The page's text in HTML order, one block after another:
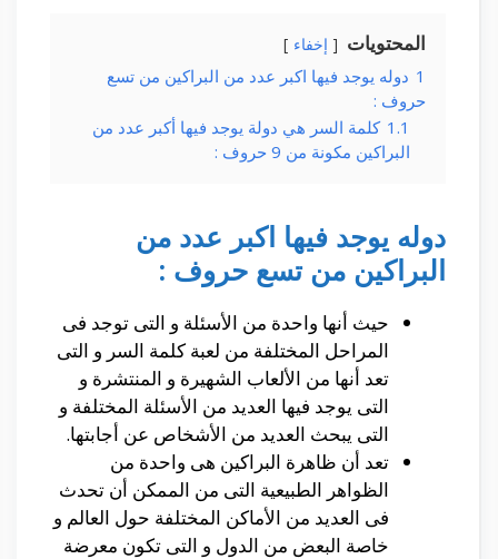
المحتويات إخفاء
1 دوله يوجد فيها اكبر عدد من البراكين من تسع
حروف :
1.1 كلمة السر هي دولة يوجد فيها أكبر عدد من
البراكين مكونة من 9 حروف :
دوله يوجد فيها اكبر عدد من
البراكين من تسع حروف :
حيث أنها واحدة من الأسئلة و التى توجد فى
المراحل المختلفة من لعبة كلمة السر و التى
تعد أنها من الألعاب الشهيرة و المنتشرة و
التى يوجد فيها العديد من الأسئلة المختلفة و
التى يبحث العديد من الأشخاص عن أجابتها.
تعد أن ظاهرة البراكين هى واحدة من
الظواهر الطبيعية التى من الممكن أن تحدث
فى العديد من الأماكن المختلفة حول العالم و
خاصة البعض من الدول و التى تكون معرضة